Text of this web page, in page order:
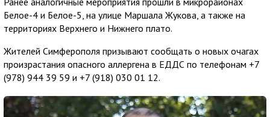
Белое-4 и Белое-5, на улице Маршала Жукова, а также на
территориях Верхнего и Нижнего плато.
Жителей Симферополя призывают сообщать о новых очагах
произрастания опасного аллергена в ЕДДС по телефонам +7
(978) 944 39 59 и +7 (918) 030 01 12.